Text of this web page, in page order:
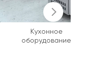
Кухонное
оборудование